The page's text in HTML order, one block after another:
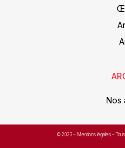
Nos
© 2023 – Mentions légales –